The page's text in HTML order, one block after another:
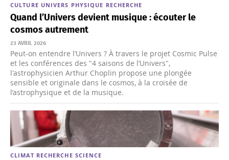
CULTURE UNIVERS PHYSIQUE RECHERCHE
Quand l’Univers devient musique : écouter le
cosmos autrement
23 AVRIL 2026
​​​​​​​Peut-on entendre l’Univers ? À travers le projet Cosmic Pulse
et les conférences des "4 saisons de l’Univers",
l'astrophysicien Arthur Choplin propose une plongée
sensible et originale dans le cosmos, à la croisée de
l’astrophysique et de la musique.
CLIMAT RECHERCHE SCIENCE